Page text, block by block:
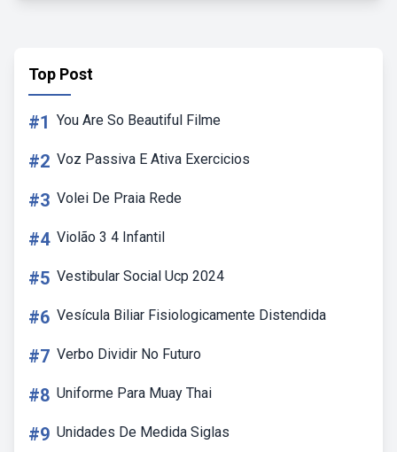
Top Post
#1 You Are So Beautiful Filme
#2 Voz Passiva E Ativa Exercicios
#3 Volei De Praia Rede
#4 Violão 3 4 Infantil
#5 Vestibular Social Ucp 2024
#6 Vesícula Biliar Fisiologicamente Distendida
#7 Verbo Dividir No Futuro
#8 Uniforme Para Muay Thai
#9 Unidades De Medida Siglas